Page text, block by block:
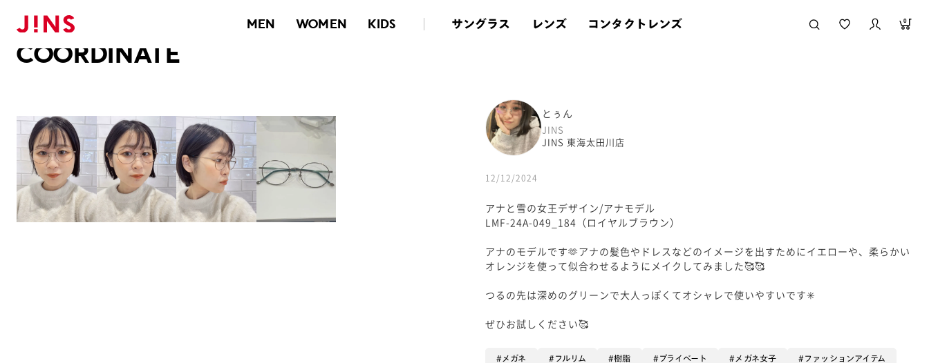
MEN WOMEN KIDS サングラス レンズ コンタクトレンズ 0
メガネのJINS TOP
COORDINATE
とぅん
JINS
JINS 東海太田川店
12/12/2024
アナと雪の女王デザイン/アナモデル
LMF-24A-049_184（ロイヤルブラウン）
アナのモデルです🫶アナの髪色やドレスなどのイメージを出すためにイエローや、柔らかい
オレンジを使って似合わせるようにメイクしてみました🥰🥰
つるの先は深めのグリーンで大人っぽくてオシャレで使いやすいです✳️
ぜひお試しください🥰
メガネ フルリム 樹脂 プライベート メガネ女子 ファッションアイテム